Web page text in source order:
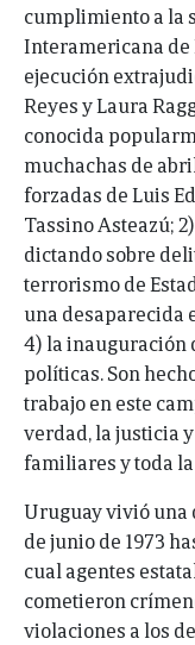
cumplimiento a la
Interamericana de
ejecución
Reyes y Laura
conocida
muchachas de
forzadas de Luis
Tassino Asteazú;
dictando sobre
terrorismo de
una desaparecida
4) la inauguración
políticas. Son
trabajo en este
verdad, la justicia
familiares y toda
Uruguay vivió una
de junio de 1973
cual agentes
cometieron
violaciones a los